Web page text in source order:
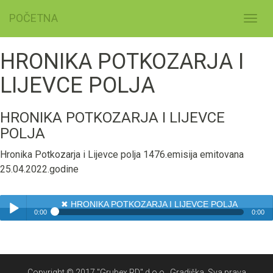
POČETNA
HRONIKA POTKOZARJA I
LIJEVCE POLJA
HRONIKA POTKOZARJA I LIJEVCE
POLJA
Hronika Potkozarja i Lijevce polja 1476.emisija emitovana
25.04.2022.godine
✖ HRONIKA POTKOZARJA I LIJEVCE POLJA
0:00 0:00